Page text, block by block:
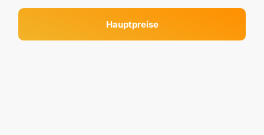
Hauptpreise